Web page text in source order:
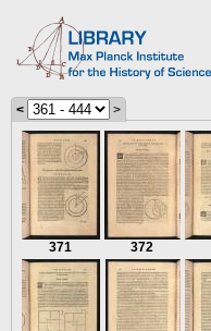
< >
371 372